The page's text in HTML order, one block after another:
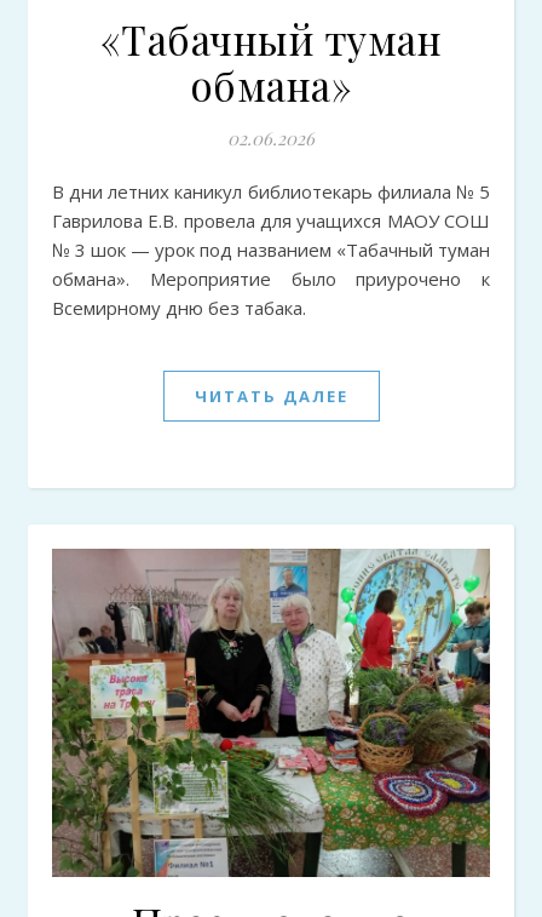
«Табачный туман
обмана»
02.06.2026
В дни летних каникул библиотекарь филиала № 5
Гаврилова Е.В. провела для учащихся МАОУ СОШ
№ 3 шок — урок под названием «Табачный туман
обмана». Мероприятие было приурочено к
Всемирному дню без табака.
ЧИТАТЬ ДАЛЕЕ